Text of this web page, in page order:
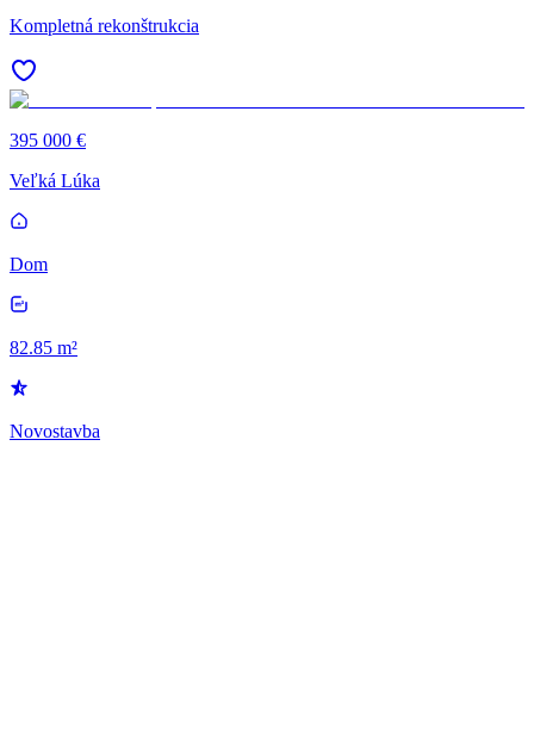
Kompletná rekonštrukcia
395 000 €
Veľká Lúka
Dom
82.85 m²
Novostavba